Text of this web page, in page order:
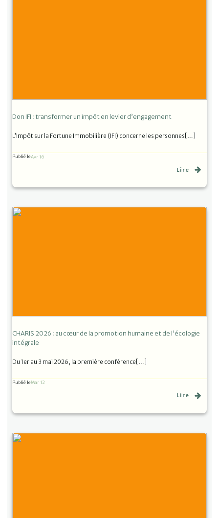
Don IFI : transformer un impôt en levier d’engagement
L’Impôt sur la Fortune Immobilière (IFI) concerne les personnes[…]
Publié leAvr 16
Lire
CHARIS 2026 : au cœur de la promotion humaine et de l’écologie
intégrale
Du 1er au 3 mai 2026, la première conférence[…]
Publié leMar 12
Lire